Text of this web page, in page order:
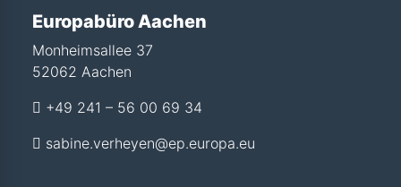
Europabüro Aachen
Monheimsallee 37
52062 Aachen
+49 241 – 56 00 69 34
sabine.verheyen@ep.europa.eu